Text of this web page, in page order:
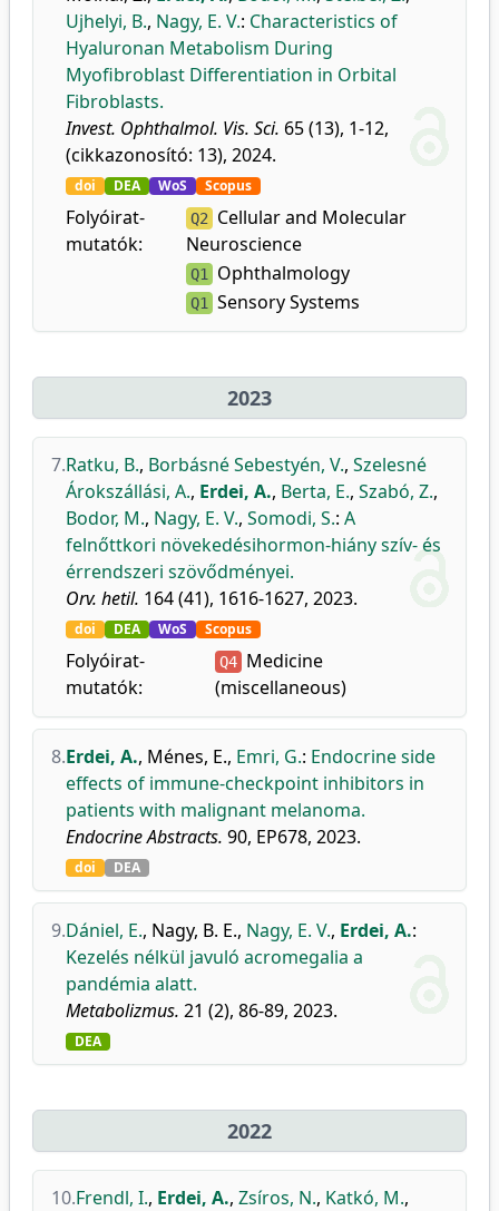
Ujhelyi, B., Nagy, E. V.: Characteristics of
Hyaluronan Metabolism During
Myofibroblast Differentiation in Orbital
Fibroblasts.
Invest. Ophthalmol. Vis. Sci. 65 (13), 1-12,
(cikkazonosító: 13), 2024.
doi DEA WoS Scopus
Folyóirat-
mutatók:
Q2 Cellular and Molecular
Neuroscience
Q1 Ophthalmology
Q1 Sensory Systems
2023
7.Ratku, B., Borbásné Sebestyén, V., Szelesné
Árokszállási, A., Erdei, A., Berta, E., Szabó, Z.,
Bodor, M., Nagy, E. V., Somodi, S.: A
felnőttkori növekedésihormon-hiány szív- és
érrendszeri szövődményei.
Orv. hetil. 164 (41), 1616-1627, 2023.
doi DEA WoS Scopus
Folyóirat-
mutatók:
Q4 Medicine
(miscellaneous)
8.Erdei, A., Ménes, E., Emri, G.: Endocrine side
effects of immune-checkpoint inhibitors in
patients with malignant melanoma.
Endocrine Abstracts. 90, EP678, 2023.
doi DEA
9.Dániel, E., Nagy, B. E., Nagy, E. V., Erdei, A.:
Kezelés nélkül javuló acromegalia a
pandémia alatt.
Metabolizmus. 21 (2), 86-89, 2023.
DEA
2022
10.Frendl, I., Erdei, A., Zsíros, N., Katkó, M.,